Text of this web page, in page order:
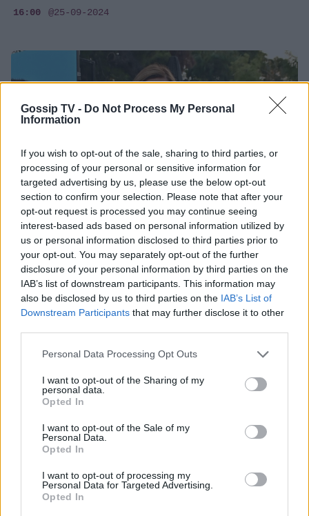
Gossip TV - Do Not Process My Personal
Information
If you wish to opt-out of the sale, sharing to third parties, or
processing of your personal or sensitive information for
targeted advertising by us, please use the below opt-out
section to confirm your selection. Please note that after your
opt-out request is processed you may continue seeing
interest-based ads based on personal information utilized by
us or personal information disclosed to third parties prior to
your opt-out. You may separately opt-out of the further
disclosure of your personal information by third parties on the
IAB’s list of downstream participants. This information may
also be disclosed by us to third parties on the IAB’s List of
Downstream Participants that may further disclose it to other
Personal Data Processing Opt Outs
I want to opt-out of the Sharing of my
personal data.
Opted In
I want to opt-out of the Sale of my
Personal Data.
Opted In
I want to opt-out of processing my
Personal Data for Targeted Advertising.
Opted In
16:00 @25-09-2024
SHOWBIZ
Αλεξάνδρα Παλαιολόγου: «Τα λάθη πρέπει
να γίνονται... δεν έκανα ποτέ σχέση με
συνάδελφό μου»